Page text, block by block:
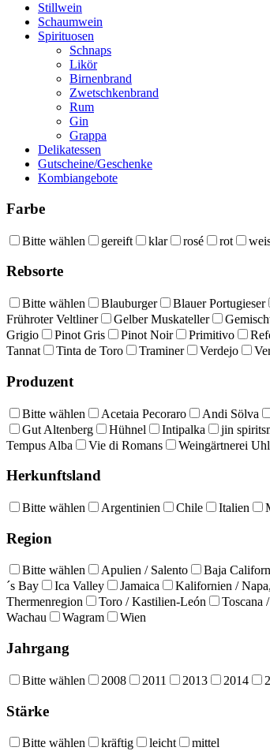
Stillwein
Schaumwein
Spirituosen
Schnaps
Likör
Birnenbrand
Zwetschkenbrand
Rum
Gin
Grappa
Delikatessen
Gutscheine/Geschenke
Kombiangebote
Farbe
Bitte wählen gereift klar rosé rot
Rebsorte
Bitte wählen Blauburger Blauer Portugieser
Frühroter Veltliner
Gelber Muskateller
Grigio
Pinot Gris Pinot Noir Primitivo
Tannat
Tinta de Toro Traminer Verdejo
Produzent
Bitte wählen Acetaia Pecoraro Andi Sölva
Gut Altenberg
Hühnel Intipalka jin
Tempus Alba
Vie di Romans Weingärtnerei
Herkunftsland
Bitte wählen Argentinien Chile Italien
Region
Bitte wählen Apulien / Salento Baja
´s Bay
Ica Valley Jamaica Kalifornien /
Thermenregion
Toro / Kastilien-León Toscana
Wachau
Wagram Wien
Jahrgang
Bitte wählen 2008 2011 2013 2014
Stärke
Bitte wählen kräftig leicht mittel